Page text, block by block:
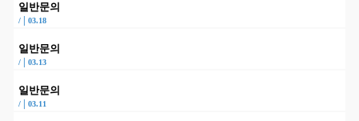
일반문의
/ 03.18
일반문의
/ 03.13
일반문의
/ 03.11